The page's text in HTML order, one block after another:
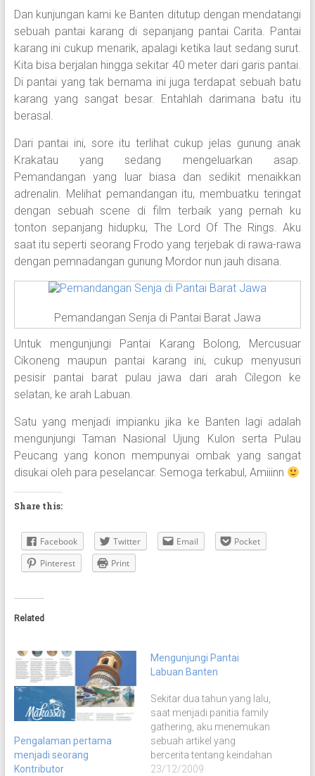
Dan kunjungan kami ke Banten ditutup dengan mendatangi
sebuah pantai karang di sepanjang pantai Carita. Pantai
karang ini cukup menarik, apalagi ketika laut sedang surut.
Kita bisa berjalan hingga sekitar 40 meter dari garis pantai.
Di pantai yang tak bernama ini juga terdapat sebuah batu
karang yang sangat besar. Entahlah darimana batu itu
berasal.
Dari pantai ini, sore itu terlihat cukup jelas gunung anak
Krakatau yang sedang mengeluarkan asap.
Pemandangan yang luar biasa dan sedikit menaikkan
adrenalin. Melihat pemandangan itu, membuatku teringat
dengan sebuah scene di film terbaik yang pernah ku
tonton sepanjang hidupku, The Lord Of The Rings. Aku
saat itu seperti seorang Frodo yang terjebak di rawa-rawa
dengan pemnadangan gunung Mordor nun jauh disana.
Pemandangan Senja di Pantai Barat Jawa
Untuk mengunjungi Pantai Karang Bolong, Mercusuar
Cikoneng maupun pantai karang ini, cukup menyusuri
pesisir pantai barat pulau jawa dari arah Cilegon ke
selatan, ke arah Labuan.
Satu yang menjadi impianku jika ke Banten lagi adalah
mengunjungi Taman Nasional Ujung Kulon serta Pulau
Peucang yang konon mempunyai ombak yang sangat
disukai oleh para peselancar. Semoga terkabul, Amiiinn
Share this:
Facebook Twitter Email
Pocket
Pinterest
Print
Related
Pengalaman pertama
menjadi seorang
Kontributor
Mengunjungi Pantai
Labuan Banten
Sekitar dua tahun yang lalu,
saat menjadi panitia family
gathering, aku menemukan
sebuah artikel yang
bercerita tentang keindahan
alam wilayah pantai barat
23/12/2009